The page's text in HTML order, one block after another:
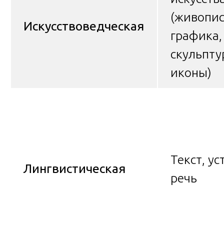
Искусствоведческая
графика,
иконы)
Лингвистическая
Текст,
речь